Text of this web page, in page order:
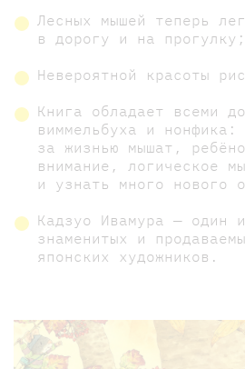
Лесных мышей теперь
в дорогу и на прогулку;
Невероятной красоты
Книга обладает всеми
виммельбуха и нонфика:
за жизнью мышат,
внимание, логическое
и узнать много нового
Кадзуо Ивамура — один
знаменитых и
японских художников.